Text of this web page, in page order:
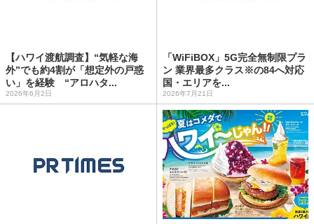
【ハワイ渡航調査】“気軽な海
外”でも約4割が「想定外の戸惑
い」を経験 “アロハタ...
2026年6月2日
「WiFiBOX」5G完全無制限プラ
ン 業界最多クラス※の84へ対応
国・エリアを...
2026年7月21日